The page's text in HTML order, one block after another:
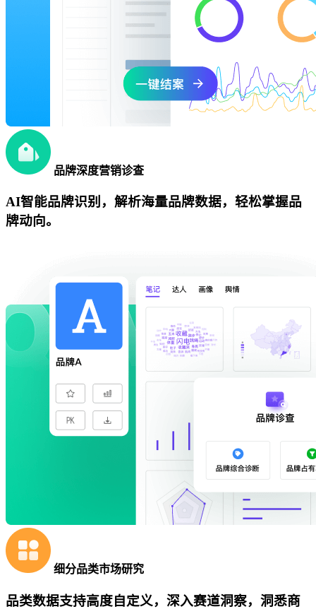
品牌深度营销诊查
AI智能品牌识别，解析海量品牌数据，轻松掌握品
牌动向。
细分品类市场研究
品类数据支持高度自定义，深入赛道洞察，洞悉商